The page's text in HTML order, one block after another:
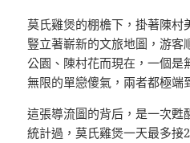
莫氏雞煲的棚檐下，掛著陳村
豎立著嶄新的文旅地圖，游客
公園、陳村花而現在，一個是
無限的單戀傻氣，兩者都極端
這張導流圖的背后，是一次甦
統計過，莫氏雞煲一天最多接